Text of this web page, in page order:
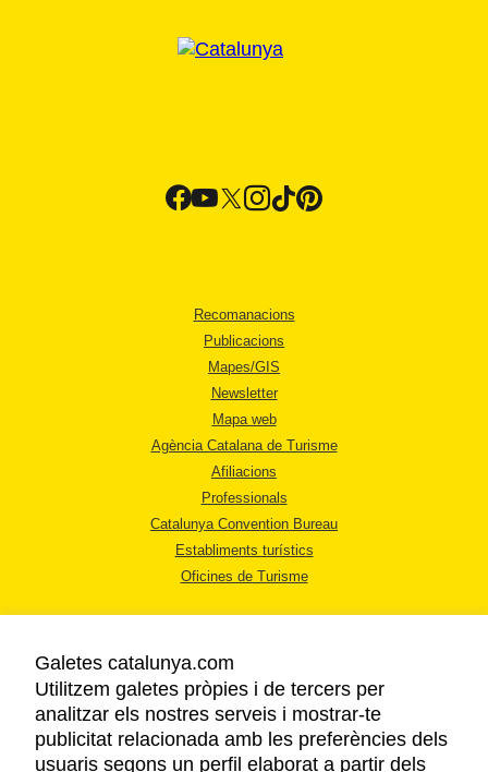
Recomanacions
Publicacions
Mapes/GIS
Newsletter
Mapa web
Agència Catalana de Turisme
Afiliacions
Professionals
Catalunya Convention Bureau
Establiments turístics
Oficines de Turisme
AVÍS LEGAL
POLÍTICA DE PRIVACITAT
Galetes catalunya.com
Utilitzem galetes pròpies i de tercers per
analitzar els nostres serveis i mostrar-te
publicitat relacionada amb les preferències dels
usuaris segons un perfil elaborat a partir dels